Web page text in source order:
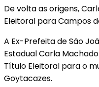
De volta as origens,
Eleitoral para Campos
A Ex-Prefeita de São
Estadual Carla
Título Eleitoral para o
Goytacazes.